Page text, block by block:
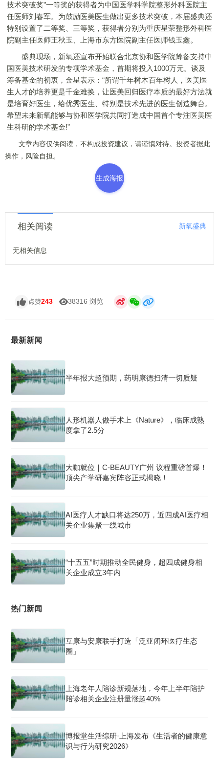
技术突破奖”一等奖的获得者为中国医学科学院整形外科医院主
任医师刘春军。为鼓励医美医生做出更多技术突破，本届盛典还
特别设置了二等奖、三等奖，获得者分别为重庆星荣整形外科医
院副主任医师王秋玉、上海市东方医院副主任医师钱玉鑫。
盛典现场，新氧还宣布开始联合北京协和医学院筹备支持中
国医美技术研发的专项学术基金，首期将投入1000万元。谈及
筹备基金的初衷，金星表示：“所谓千年树木百年树人，医美医
生人才的培养更是千金难换，让医美回归医疗本质的最好方法就
是培育好医生，给优秀医生、特别是技术先进的医生创造舞台。
希望未来新氧能够与协和医学院共同打造成中国首个专注医美医
生科研的学术基金!”
文章内容仅供阅读，不构成投资建议，请谨慎对待。投资者据此
操作，风险自担。
生成海报
相关阅读 新氧盛典
无相关信息
点赞243 38316 浏览
最新新闻
半年报大超预期，药明康德扫清一切质疑
人形机器人做手术上《Nature》，临床成熟
度拿了2.5分
大咖就位｜C-BEAUTY广州 议程重磅首爆！
顶尖产学研嘉宾阵容正式揭晓！
AI医疗人才缺口将达250万，近四成AI医疗相
关企业集聚一线城市
“十五五”时期推动全民健身，超四成健身相
关企业成立3年内
热门新闻
互康与安康联手打造「泛亚闭环医疗生态
圈」
上海老年人陪诊新规落地，今年上半年陪护
陪诊相关企业注册量涨超40%
博报堂生活综研·上海发布《生活者的健康意
识与行为研究2026》